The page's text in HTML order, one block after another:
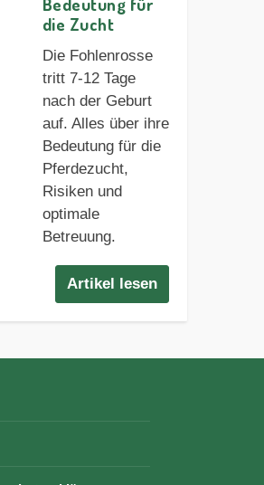
die Zucht
Die Fohlenrosse
tritt 7-12 Tage
nach der Geburt
auf. Alles über ihre
Bedeutung für die
Pferdezucht,
Risiken und
optimale
Betreuung.
Artikel lesen